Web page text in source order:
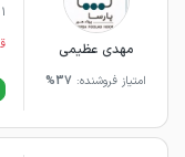
مهدی عظیمی
امتیاز فروشنده: 37%
1 ماه پیش